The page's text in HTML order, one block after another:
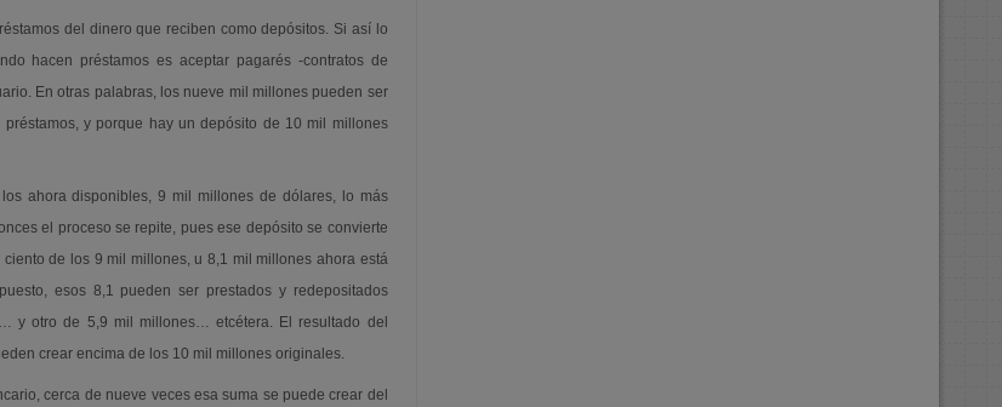
del dinero que reciben como depósitos. Si así lo
hacen préstamos es aceptar pagarés -contratos de
En otras palabras, los nueve mil millones pueden ser
y porque hay un depósito de 10 mil millones
ahora disponibles, 9 mil millones de dólares, lo más
el proceso se repite, pues ese depósito se convierte
de los 9 mil millones, u 8,1 mil millones ahora está
esos 8,1 pueden ser prestados y redepositados
y otro de 5,9 mil millones… etcétera. El resultado del
crear encima de los 10 mil millones originales.
cerca de nueve veces esa suma se puede crear del